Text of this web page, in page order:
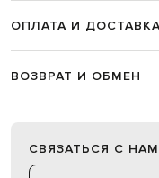
ОПЛАТА И
ВОЗВРАТ И ОБМЕН
СВЯЗАТЬСЯ С